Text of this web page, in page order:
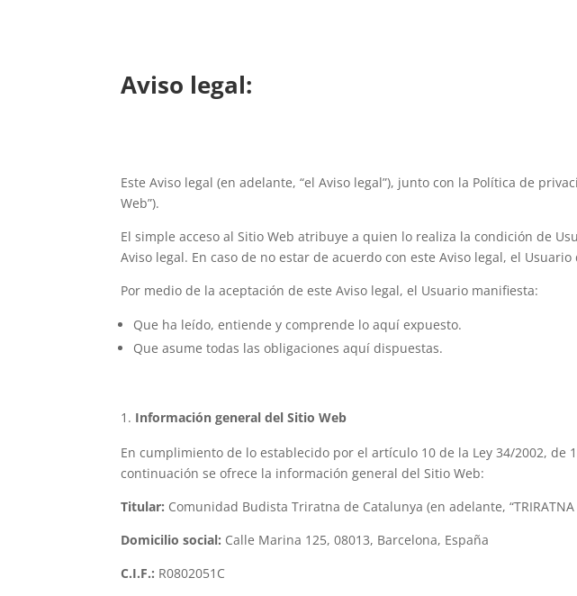
Aviso legal:
Este Aviso legal (en adelante, “el Aviso legal”), junto con la Política de
Web”).
El simple acceso al Sitio Web atribuye a quien lo realiza la condición de
Aviso legal. En caso de no estar de acuerdo con este Aviso legal, el
Por medio de la aceptación de este Aviso legal, el Usuario manifiesta:
Que ha leído, entiende y comprende lo aquí expuesto.
Que asume todas las obligaciones aquí dispuestas.
Información general del Sitio Web
En cumplimiento de lo establecido por el artículo 10 de la Ley 34/2002,
continuación se ofrece la información general del Sitio Web:
Titular: Comunidad Budista Triratna de Catalunya (en adelante, “TRIRATNA
Domicilio social: Calle Marina 125, 08013, Barcelona, España
C.I.F.: R0802051C